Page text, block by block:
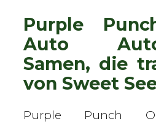
e
e
t
S
e
d
Purple
Auto
Samen, die
von Sweet
Purple Punch